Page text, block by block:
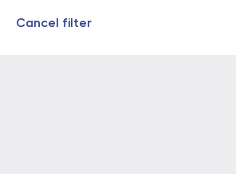
Cancel filter